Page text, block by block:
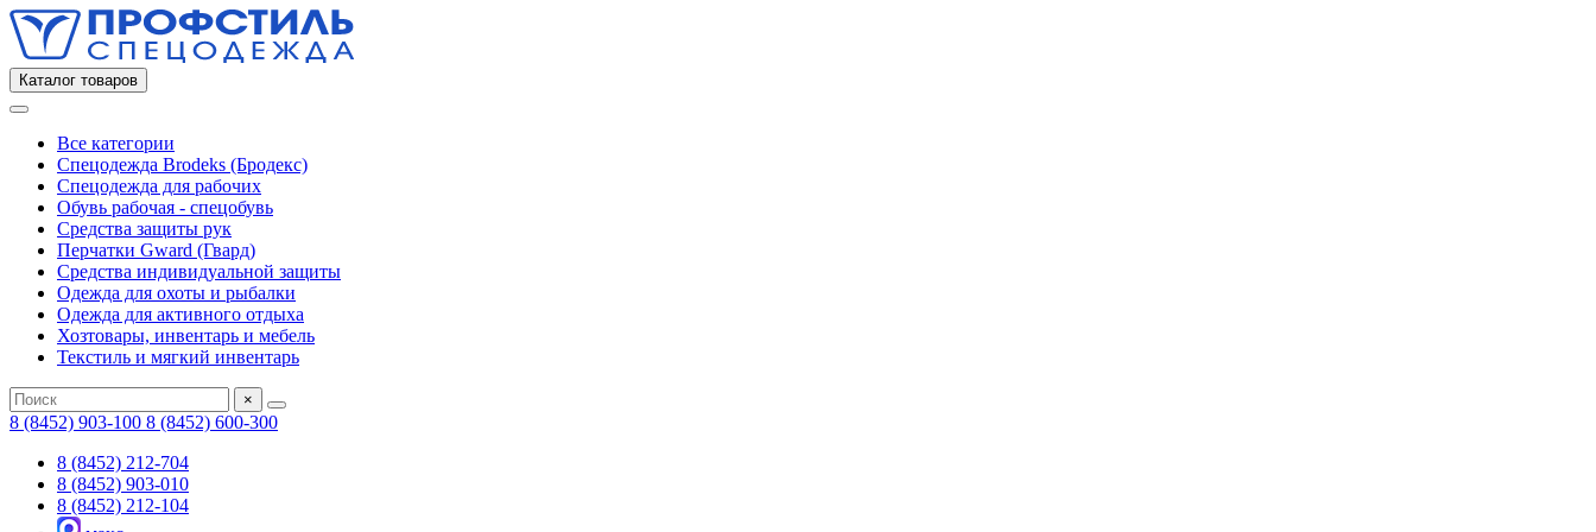
Каталог товаров
Все категории
Спецодежда Brodeks (Бродекс)
Спецодежда для рабочих
Обувь рабочая - спецобувь
Средства защиты рук
Перчатки Gward (Гвард)
Средства индивидуальной защиты
Одежда для охоты и рыбалки
Одежда для активного отдыха
Хозтовары, инвентарь и мебель
Текстиль и мягкий инвентарь
×
8 (8452) 903-100 8 (8452) 600-300
8 (8452) 212-704
8 (8452) 903-010
8 (8452) 212-104